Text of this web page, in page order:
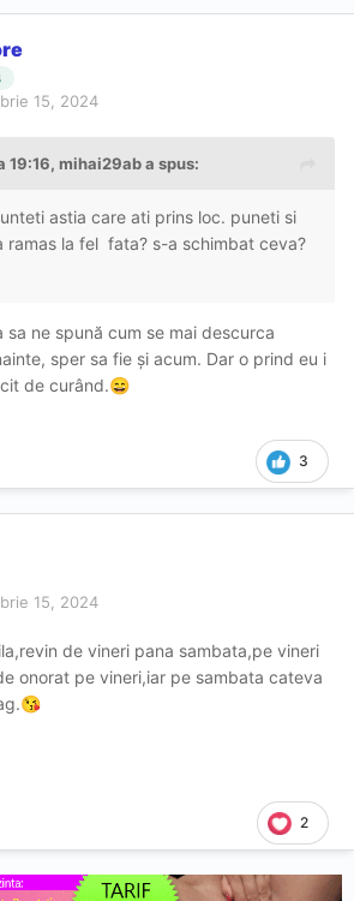
15, 2024
19:16, mihai29aba spus:
astia care ati prins loc. puneti si
ramas la fel fata? s-a schimbat ceva?
sa ne spună cum se mai descurca
sper sa fie și acum. Dar o prind eu i
de curând.😄
3
15, 2024
de vineri pana sambata,pe vineri
onorat pe vineri,iar pe sambata cateva
😘
2